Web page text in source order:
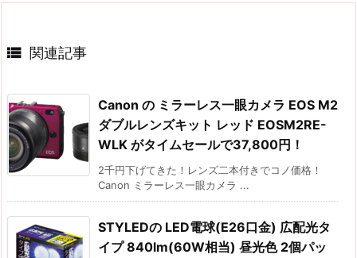
 関連記事
Canon の ミラーレス一眼カメラ EOS M2
ダブルレンズキット レッド EOSM2RE-
WLK がタイムセールで37,800円！
2千円下げてきた！レンズ二本付きでコノ価格！
Canon ミラーレス一眼カメラ ...
STYLEDの LED電球(E26口金) 広配光タ
イプ 840lm(60W相当) 昼光色 2個パッ